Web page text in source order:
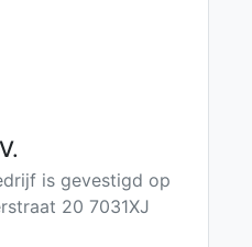
is gevestigd op
20 7031XJ